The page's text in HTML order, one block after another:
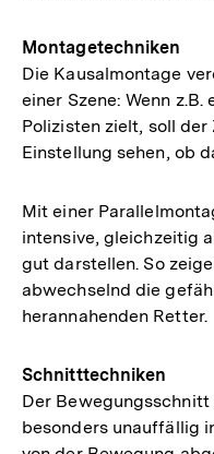
Montagetechniken
Die Kausalmontage
einer Szene: Wenn
Polizisten zielt, soll
Einstellung sehen, ob
Mit einer
intensive, gleichzeitig
gut darstellen. So
abwechselnd die
herannahenden Retter.
Schnitttechniken
Der
besonders unauffällig